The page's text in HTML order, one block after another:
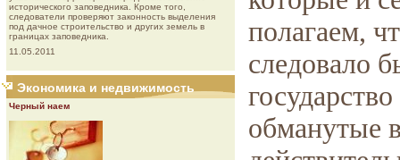
исторического заповедника. Кроме того,
следователи проверяют законность выделения
под дачное строительство и других земель в
границах заповедника.
11.05.2011
Экономика и недвижимость
Черный наем
полагаем,
следовало
обманутые